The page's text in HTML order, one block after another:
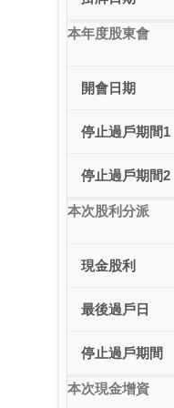
本年度股東會
開會日期
停止過戶期間1
停止過戶期間2
本次股利分派
現金股利
最後過戶日
停止過戶期間
本次現金增資